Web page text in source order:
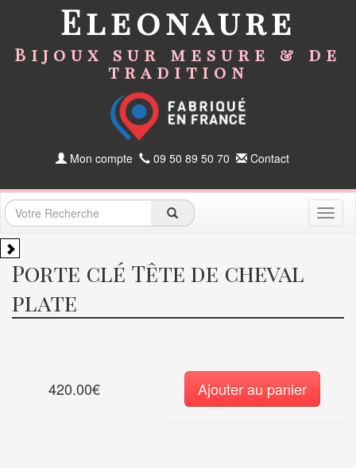
Eleonaure
Bijoux sur mesure & de
tradition
Mon compte 09 50 89 50 70 Contact
Porte clé Tête de cheval
plate
420.00€ Ajouter au panier